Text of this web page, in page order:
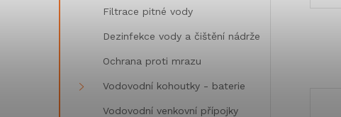
Filtrace pitné vody
Dezinfekce vody a čištění nádrže
Ochrana proti mrazu
Vodovodní kohoutky - baterie
Vodovodní venkovní přípojky